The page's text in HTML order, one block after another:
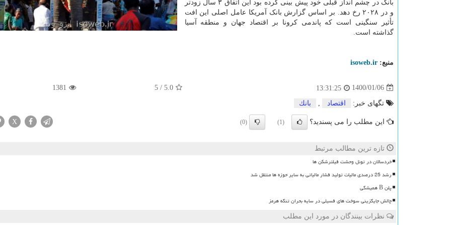
بانک در چشم انداز قبلی خود پیش بینی کرده بود این اتفاق ۳ سال زودتر
و در ۲۰۲۸ رخ دهد. بر اساس گزارش بانک آمریکا عامل اصلی این افت
تأثیر سنگینی است که پاندمی کرونا بر اقتصاد جهان و منطقه آسیا
گذاشته است.
منبع: isoweb.ir
1400/01/06
13:31:25
5.0
/
5
1381
تگهای خبر: اقتصاد بانك
این مطلب را می پسندید؟ (1)
(0)
X
تازه ترین مطالب مرتبط
خردسالان در تونل وحشت فیلترشکن ها
رشد 25 درصدی مالیات تولید فشار مالیاتی به سایر حوزه ها منتقل شد
پلن B همیشگی
چالش جایگزینی سوخت های فسیلی در سایه بحران تنگه هرمز
نظرات بینندگان در مورد این مطلب